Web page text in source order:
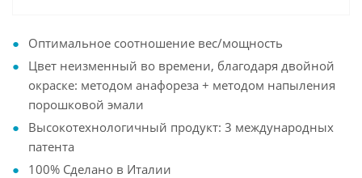
Оптимальное соотношение вес/мощность
Цвет неизменный во времени, благодаря двойной
окраске: методом анафореза + методом напыления
порошковой эмали
Высокотехнологичный продукт: 3 международных
патента
100% Сделано в Италии